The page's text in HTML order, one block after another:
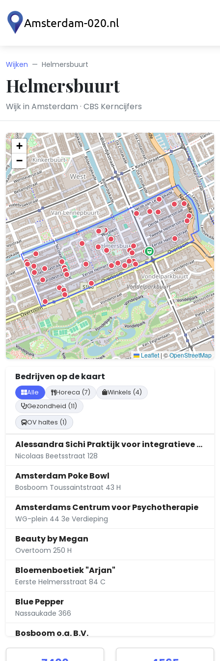
Wijken Helmersbuurt
Helmersbuurt
Wijk in Amsterdam · CBS Kerncijfers
+
−
Leaflet | ©OpenStreetMap
Bedrijven op de kaart
Alle Horeca (7)
Winkels (4)
Gezondheid (11)
OV haltes (1)
Alessandra Sichi Praktijk voor integratieve psychotherapie
Nicolaas Beetsstraat 128
Amsterdam Poke Bowl
Bosboom Toussaintstraat 43 H
Amsterdams Centrum voor Psychotherapie
WG-plein 44 3e Verdieping
Beauty by Megan
Overtoom 250 H
Bloemenboetiek "Arjan"
Eerste Helmersstraat 84 C
Blue Pepper
Nassaukade 366
Bosboom o.g. B.V.